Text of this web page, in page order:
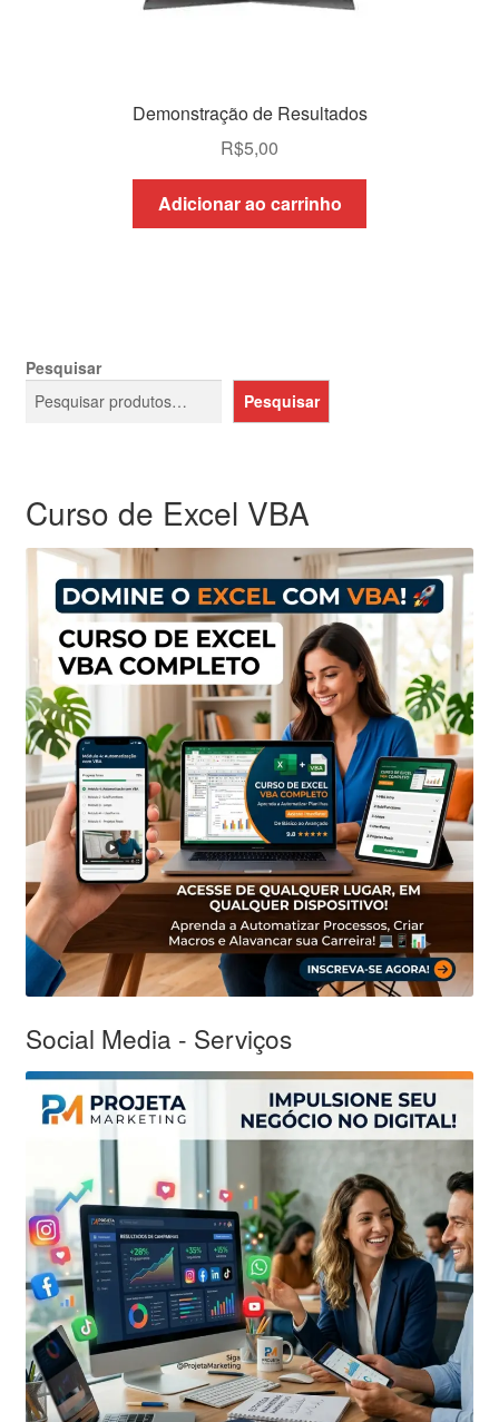
Demonstração de Resultados
R$5,00
Adicionar ao carrinho
Pesquisar
Pesquisar
Curso de Excel VBA
Social Media - Serviços